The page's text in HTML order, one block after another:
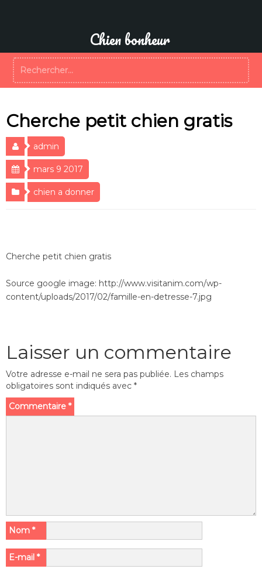
Chien bonheur
Cherche petit chien gratis
admin
mars 9 2017
chien a donner
Cherche petit chien gratis
Source google image: http://www.visitanim.com/wp-
content/uploads/2017/02/famille-en-detresse-7.jpg
Laisser un commentaire
Votre adresse e-mail ne sera pas publiée. Les champs
obligatoires sont indiqués avec *
Commentaire *
Nom *
E-mail *
Rechercher :